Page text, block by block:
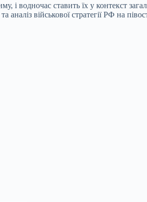
водночас ставить їх у контекст
військової стратегії РФ на